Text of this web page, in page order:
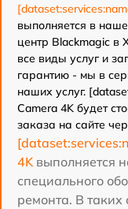
выполняется в
центр Blackmagic в
все виды услуг и
гарантию - мы в
наших услуг.
Camera 4K будет
заказа на сайте
4K выполняется
специального
ремонта. В таких